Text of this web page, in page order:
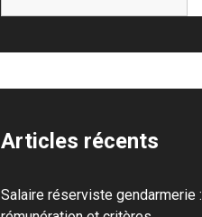
Articles récents
Salaire réserviste gendarmerie :